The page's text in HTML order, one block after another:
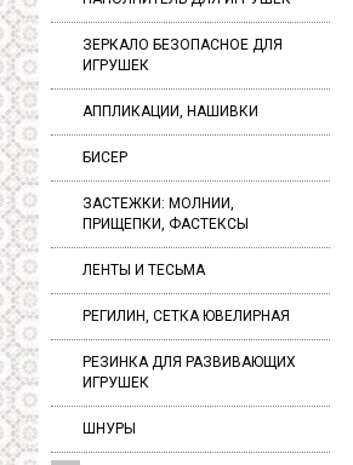
ЗЕРКАЛО БЕЗОПАСНОЕ ДЛЯ
ИГРУШЕК
АППЛИКАЦИИ, НАШИВКИ
БИСЕР
ЗАСТЕЖКИ: МОЛНИИ,
ПРИЩЕПКИ, ФАСТЕКСЫ
ЛЕНТЫ И ТЕСЬМА
РЕГИЛИН, СЕТКА ЮВЕЛИРНАЯ
РЕЗИНКА ДЛЯ РАЗВИВАЮЩИХ
ИГРУШЕК
ШНУРЫ